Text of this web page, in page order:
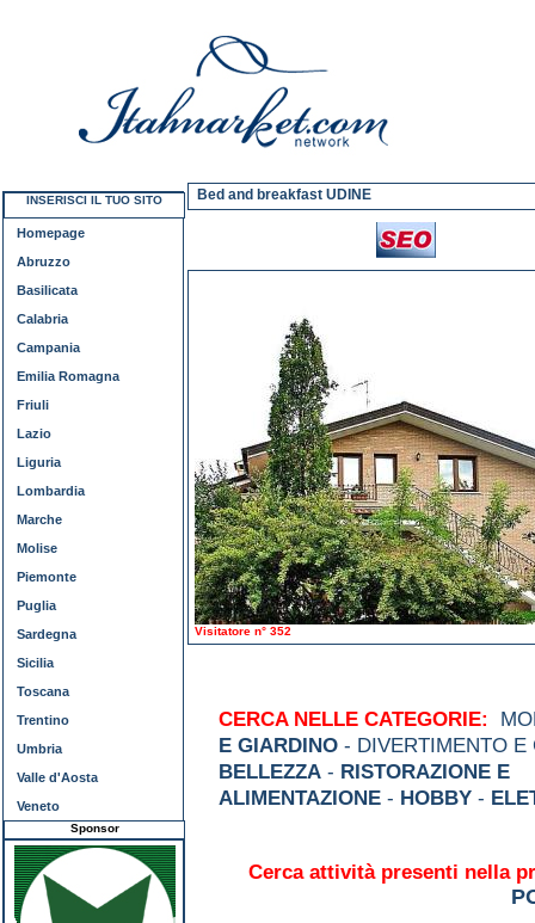
Bed and breakfast UDINE
Visitatore n° 352
CERCA NELLE CATEGORIE:
E GIARDINO - DIVERTIMENTO
BELLEZZA - RISTORAZIONE E
ALIMENTAZIONE - HOBBY -
Cerca attività presenti nella
INSERISCI IL TUO SITO
Homepage
Abruzzo
Basilicata
Calabria
Campania
Emilia Romagna
Friuli
Lazio
Liguria
Lombardia
Marche
Molise
Piemonte
Puglia
Sardegna
Sicilia
Toscana
Trentino
Umbria
Valle d'Aosta
Veneto
Sponsor